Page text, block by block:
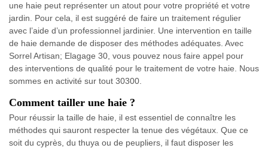
une haie peut représenter un atout pour votre propriété et votre
jardin. Pour cela, il est suggéré de faire un traitement régulier
avec l’aide d’un professionnel jardinier. Une intervention en taille
de haie demande de disposer des méthodes adéquates. Avec
Sorrel Artisan; Elagage 30, vous pouvez nous faire appel pour
des interventions de qualité pour le traitement de votre haie. Nous
sommes en activité sur tout 30300.
Comment tailler une haie ?
Pour réussir la taille de haie, il est essentiel de connaître les
méthodes qui sauront respecter la tenue des végétaux. Que ce
soit du cyprès, du thuya ou de peupliers, il faut disposer les